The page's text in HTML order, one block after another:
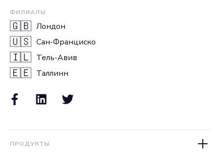
ФИЛИАЛЫ
🇬🇧 Лондон
🇺🇸 Сан-Франциско
🇮🇱 Тель-Авив
🇪🇪 Таллинн
ПРОДУКТЫ